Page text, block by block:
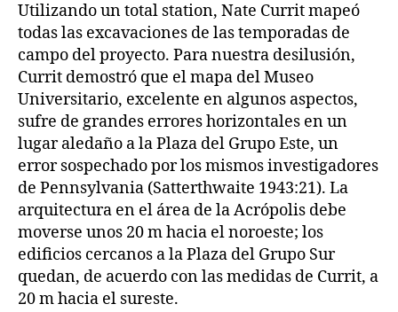
Utilizando un total station, Nate Currit mapeó
todas las excavaciones de las temporadas de
campo del proyecto. Para nuestra desilusión,
Currit demostró que el mapa del Museo
Universitario, excelente en algunos aspectos,
sufre de grandes errores horizontales en un
lugar aledaño a la Plaza del Grupo Este, un
error sospechado por los mismos investigadores
de Pennsylvania (Satterthwaite 1943:21). La
arquitectura en el área de la Acrópolis debe
moverse unos 20 m hacia el noroeste; los
edificios cercanos a la Plaza del Grupo Sur
quedan, de acuerdo con las medidas de Currit, a
20 m hacia el sureste.